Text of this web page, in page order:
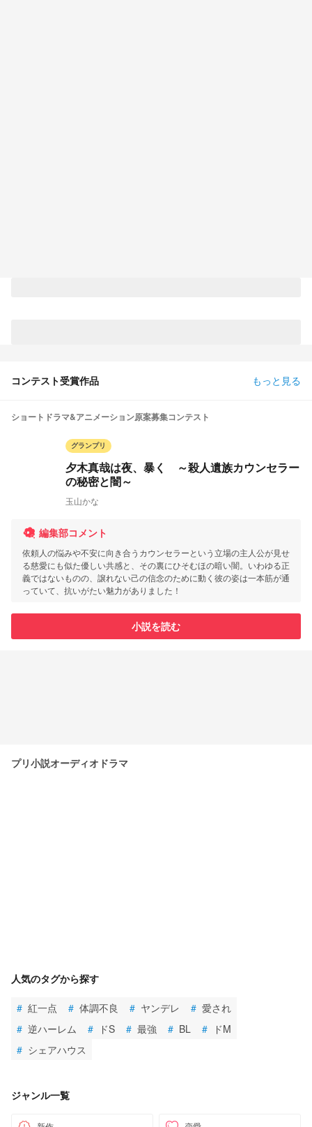
コンテスト受賞作品 もっと見る
ショートドラマ&アニメーション原案募集コンテスト
グランプリ
夕木真哉は夜、暴く ～殺人遺族カウンセラー
の秘密と闇～
玉山かな
編集部コメント
依頼人の悩みや不安に向き合うカウンセラーという立場の主人公が見せ
る慈愛にも似た優しい共感と、その裏にひそむほの暗い闇。いわゆる正
義ではないものの、譲れない己の信念のために動く彼の姿は一本筋が通
っていて、抗いがたい魅力がありました！
小説を読む
プリ小説オーディオドラマ
人気のタグから探す
# 紅一点 # 体調不良 # ヤンデレ # 愛され
# 逆ハーレム # ドS # 最強 # BL #
ドM
# シェアハウス
ジャンル一覧